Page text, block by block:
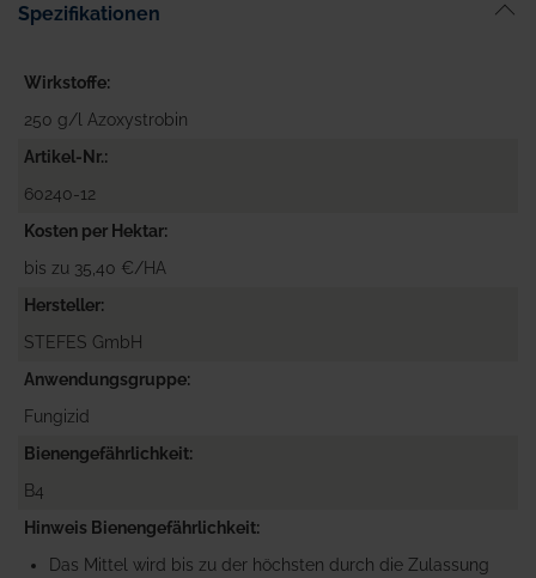
Spezifikationen
Wirkstoffe
250 g/l Azoxystrobin
Artikel-Nr.
60240-12
Kosten per Hektar
bis zu 35,40 €/HA
Hersteller
STEFES GmbH
Anwendungsgruppe
Fungizid
Bienengefährlichkeit
B4
Hinweis Bienengefährlichkeit
Das Mittel wird bis zu der höchsten durch die Zulassung